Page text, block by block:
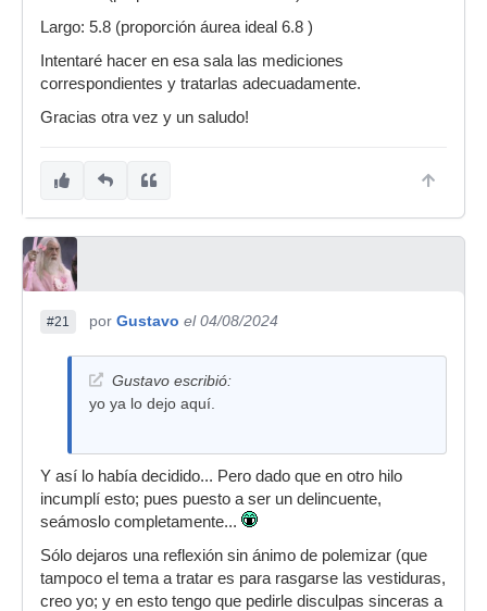
Largo: 5.8 (proporción áurea ideal 6.8 )
Intentaré hacer en esa sala las mediciones
correspondientes y tratarlas adecuadamente.
Gracias otra vez y un saludo!
#21 por Gustavo el 04/08/2024
Gustavo escribió:
yo ya lo dejo aquí.
Y así lo había decidido... Pero dado que en otro hilo
incumplí esto; pues puesto a ser un delincuente,
seámoslo completamente...
Sólo dejaros una reflexión sin ánimo de polemizar (que
tampoco el tema a tratar es para rasgarse las vestiduras,
creo yo; y en esto tengo que pedirle disculpas sinceras a